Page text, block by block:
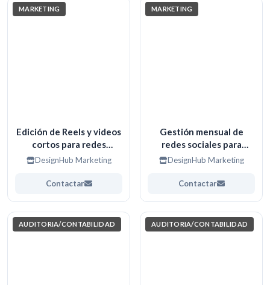
MARKETING
Edición de Reels y videos
cortos para redes
sociales
DesignHub Marketing
Contactar
MARKETING
Gestión mensual de
redes sociales para
marcas y negocios
DesignHub Marketing
Contactar
AUDITORIA/CONTABILIDAD AUDITORIA/CONTABILIDAD